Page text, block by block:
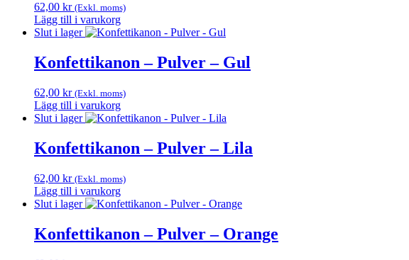
62,00 kr (Exkl. moms)
Lägg till i varukorg
Slut i lager
Konfettikanon – Pulver – Gul
62,00 kr (Exkl. moms)
Lägg till i varukorg
Slut i lager
Konfettikanon – Pulver – Lila
62,00 kr (Exkl. moms)
Lägg till i varukorg
Slut i lager
Konfettikanon – Pulver – Orange